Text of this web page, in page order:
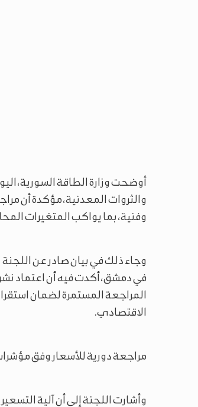
أوضحت وزارة الطاقة السورية،
والثروات المعدنية، مؤكدة أن
وفنية، بما يواكب المتغيرات
وجاء ذلك في بيان صادر عن اللجنة
في دمشق، أكدت فيه أن اعتماد
المراجعة المستمرة لضمان
الاقتصادي.
مراجعة دورية للأسعار وفق
وأشارت اللجنة إلى أن آلية